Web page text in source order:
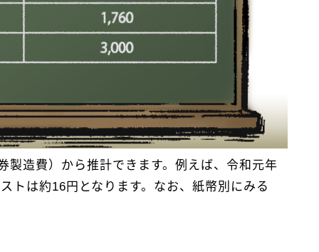
造費）から推計できます。例えば、令和元年
トは約16円となります。なお、紙幣別にみる